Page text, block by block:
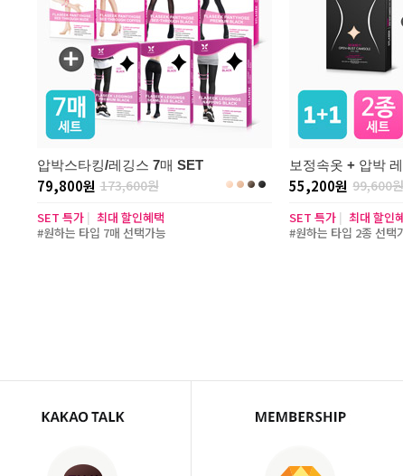
압박스타킹/레깅스 7매 SET
79,800원 173,600원
SET 특가| 최대 할인혜택
#원하는 타입 7매 선택가능
보정속옷 + 압박
55,200원 99,600
SET 특가 | 최대 할인
#원하는 타입 2종 선택